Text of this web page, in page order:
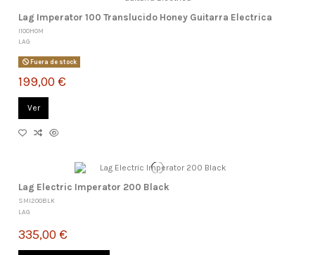
Lag Imperator 100 Translucido Honey Guitarra Electrica
I100HOM
LAG
Fuera de stock
199,00 €
Ver
Lag Electric Imperator 200 Black
SMI200BLK
LAG
335,00 €